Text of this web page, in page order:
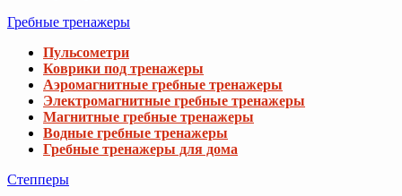
Гребные тренажеры
Пульсометри
Коврики под тренажеры
Аэромагнитные гребные тренажеры
Электромагнитные гребные тренажеры
Магнитные гребные тренажеры
Водные гребные тренажеры
Гребные тренажеры для дома
Степперы